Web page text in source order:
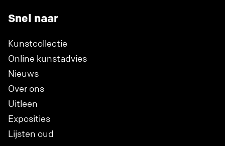
Snel naar
Kunstcollectie
Online kunstadvies
Nieuws
Over ons
Uitleen
Exposities
Lijsten oud